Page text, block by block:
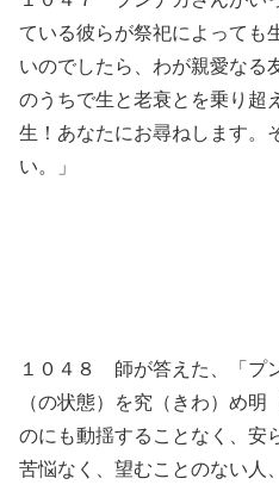
ている彼らが祭祀によっても
いのでしたら、わが親愛なる
のうちで生と老衰とを乗り超
生！あなたにお尋ねします。
い。」
１０４８ 師が答えた、「プ
（の状態）を究（きわ）め
のにも動揺することなく、安
苦悩なく、望むことのない人